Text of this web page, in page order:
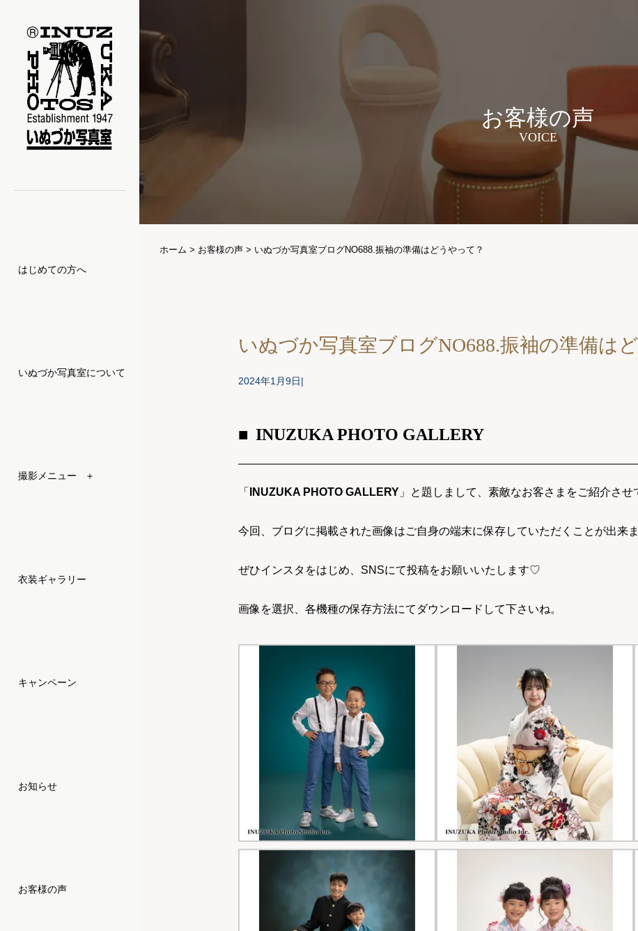
はじめての方へ
いぬづか写真室について
撮影メニュー ＋
衣装ギャラリー
キャンペーン
お知らせ
お客様の声
お客様の声
VOICE
ホーム > お客様の声> いぬづか写真室ブログNO688.振袖の準備はどうやって？
いぬづか写真室ブログNO688.振袖の準備は
2024年1月9日
INUZUKA PHOTO GALLERY
「 INUZUKA PHOTO GALLERY 」と題しまして、素敵なお客さまをご紹介さ
今回、ブログに掲載された画像はご自身の端末に保存していただくことが出来
ぜひインスタをはじめ、SNSにて投稿をお願いいたします♡
画像を選択、各機種の保存方法にてダウンロードして下さいね。